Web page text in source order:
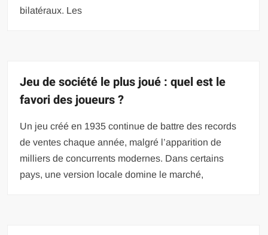
bilatéraux. Les
Jeu de société le plus joué : quel est le
favori des joueurs ?
Un jeu créé en 1935 continue de battre des records
de ventes chaque année, malgré l’apparition de
milliers de concurrents modernes. Dans certains
pays, une version locale domine le marché,